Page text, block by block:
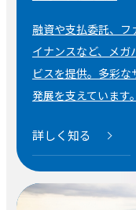
融資や支払委託、フ
イナンスなど、メ
ビスを提供。多彩
発展を支えています。
詳しく知る